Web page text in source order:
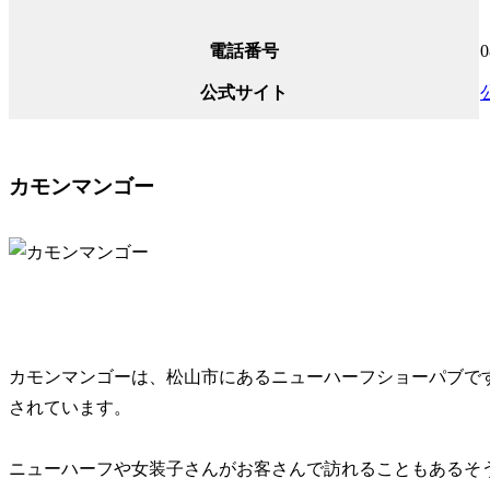
電話番号
公式サイト
カモンマンゴー
カモンマンゴーは、松山市にあるニューハーフショーパブ
されています。
ニューハーフや女装子さんがお客さんで訪れることもある